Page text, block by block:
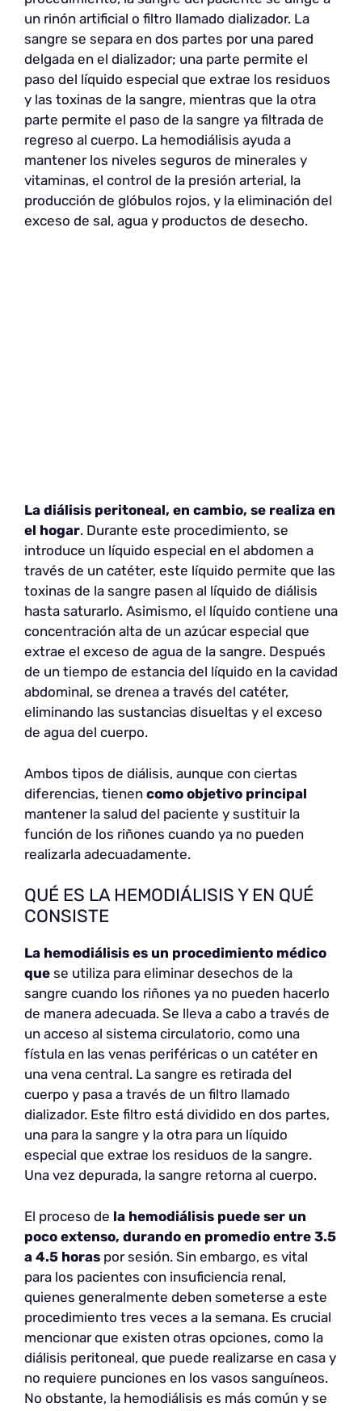
un rinón artificial o filtro llamado dializador. La
sangre se separa en dos partes por una pared
delgada en el dializador; una parte permite el
paso del líquido especial que extrae los residuos
y las toxinas de la sangre, mientras que la otra
parte permite el paso de la sangre ya filtrada de
regreso al cuerpo. La hemodiálisis ayuda a
mantener los niveles seguros de minerales y
vitaminas, el control de la presión arterial, la
producción de glóbulos rojos, y la eliminación del
exceso de sal, agua y productos de desecho.
La diálisis peritoneal, en cambio, se realiza en
el hogar. Durante este procedimiento, se
introduce un líquido especial en el abdomen a
través de un catéter, este líquido permite que las
toxinas de la sangre pasen al líquido de diálisis
hasta saturarlo. Asimismo, el líquido contiene una
concentración alta de un azúcar especial que
extrae el exceso de agua de la sangre. Después
de un tiempo de estancia del líquido en la cavidad
abdominal, se drenea a través del catéter,
eliminando las sustancias disueltas y el exceso
de agua del cuerpo.
Ambos tipos de diálisis, aunque con ciertas
diferencias, tienen como objetivo principal
mantener la salud del paciente y sustituir la
función de los riñones cuando ya no pueden
realizarla adecuadamente.
QUÉ ES LA HEMODIÁLISIS Y EN QUÉ
CONSISTE
La hemodiálisis es un procedimiento médico
que se utiliza para eliminar desechos de la
sangre cuando los riñones ya no pueden hacerlo
de manera adecuada. Se lleva a cabo a través de
un acceso al sistema circulatorio, como una
fístula en las venas periféricas o un catéter en
una vena central. La sangre es retirada del
cuerpo y pasa a través de un filtro llamado
dializador. Este filtro está dividido en dos partes,
una para la sangre y la otra para un líquido
especial que extrae los residuos de la sangre.
Una vez depurada, la sangre retorna al cuerpo.
El proceso de la hemodiálisis puede ser un
poco extenso, durando en promedio entre 3.5
a 4.5 horas por sesión. Sin embargo, es vital
para los pacientes con insuficiencia renal,
quienes generalmente deben someterse a este
procedimiento tres veces a la semana. Es crucial
mencionar que existen otras opciones, como la
diálisis peritoneal, que puede realizarse en casa y
no requiere punciones en los vasos sanguíneos.
No obstante, la hemodiálisis es más común y se